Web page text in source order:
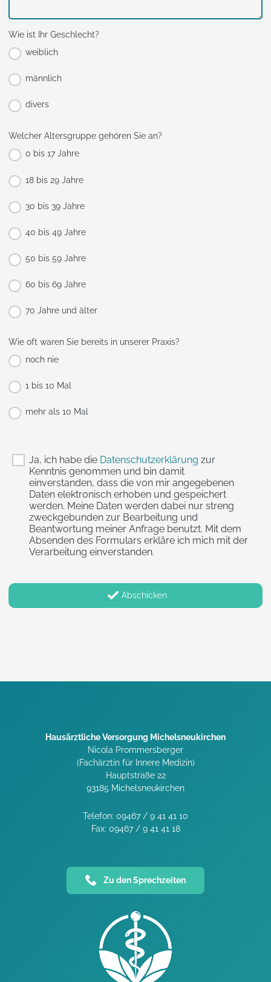
Wie ist Ihr Geschlecht?
weiblich
männlich
divers
Welcher Altersgruppe gehören Sie an?
0 bis 17 Jahre
18 bis 29 Jahre
30 bis 39 Jahre
40 bis 49 Jahre
50 bis 59 Jahre
60 bis 69 Jahre
70 Jahre und älter
Wie oft waren Sie bereits in unserer Praxis?
noch nie
1 bis 10 Mal
mehr als 10 Mal
Ja, ich habe die Datenschutzerklärung zur
Kenntnis genommen und bin damit
einverstanden, dass die von mir angegebenen
Daten elektronisch erhoben und gespeichert
werden. Meine Daten werden dabei nur streng
zweckgebunden zur Bearbeitung und
Beantwortung meiner Anfrage benutzt. Mit dem
Absenden des Formulars erkläre ich mich mit der
Verarbeitung einverstanden.
Abschicken
Hausärztliche Versorgung Michelsneukirchen
Nicola Prommersberger
(Fachärztin für Innere Medizin)
Hauptstraße 22
93185 Michelsneukirchen
Telefon: 09467 / 9 41 41 10
Fax: 09467 / 9 41 41 18
Zu den Sprechzeiten